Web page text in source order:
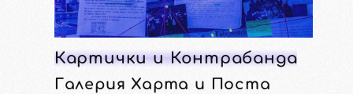
Картички и Контрабанда
Галерия Харта и Поста